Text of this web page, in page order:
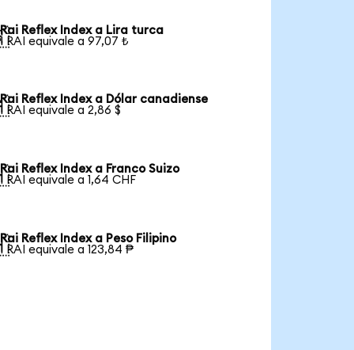
Rai Reflex Index a Lira turca
1 RAI equivale a 97,07 ₺
Rai Reflex Index a Dólar canadiense
1 RAI equivale a 2,86 $
Rai Reflex Index a Franco Suizo
1 RAI equivale a 1,64 CHF
Rai Reflex Index a Peso Filipino
1 RAI equivale a 123,84 ₱